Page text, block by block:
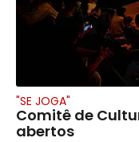
"SE JOGA"
Comitê de
abertos